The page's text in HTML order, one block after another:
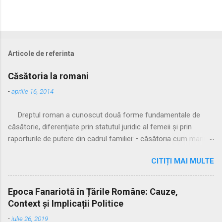
Articole de referinta
Căsătoria la romani
-aprilie 16, 2014
Dreptul roman a cunoscut două forme fundamentale de
căsătorie, diferențiate prin statutul juridic al femeii și prin
raporturile de putere din cadrul familiei: • căsătoria cum manus
și practicată a fost căsătoria cu manus, prin care femeia
trecea sub autoritatea soțului, devenind parte a familiei
acestuia. Spre sfârșitul Republicii, tot mai multe femei au
început să evite această subordonare, trăind în uniuni
nelegitime. Pentru a limita fenomenul, romanii au recunoscut și
CITIȚI MAI MULTE
Epoca Fanariotă în Țările Române: Cauze,
Context și Implicații Politice
-iulie 26, 2019